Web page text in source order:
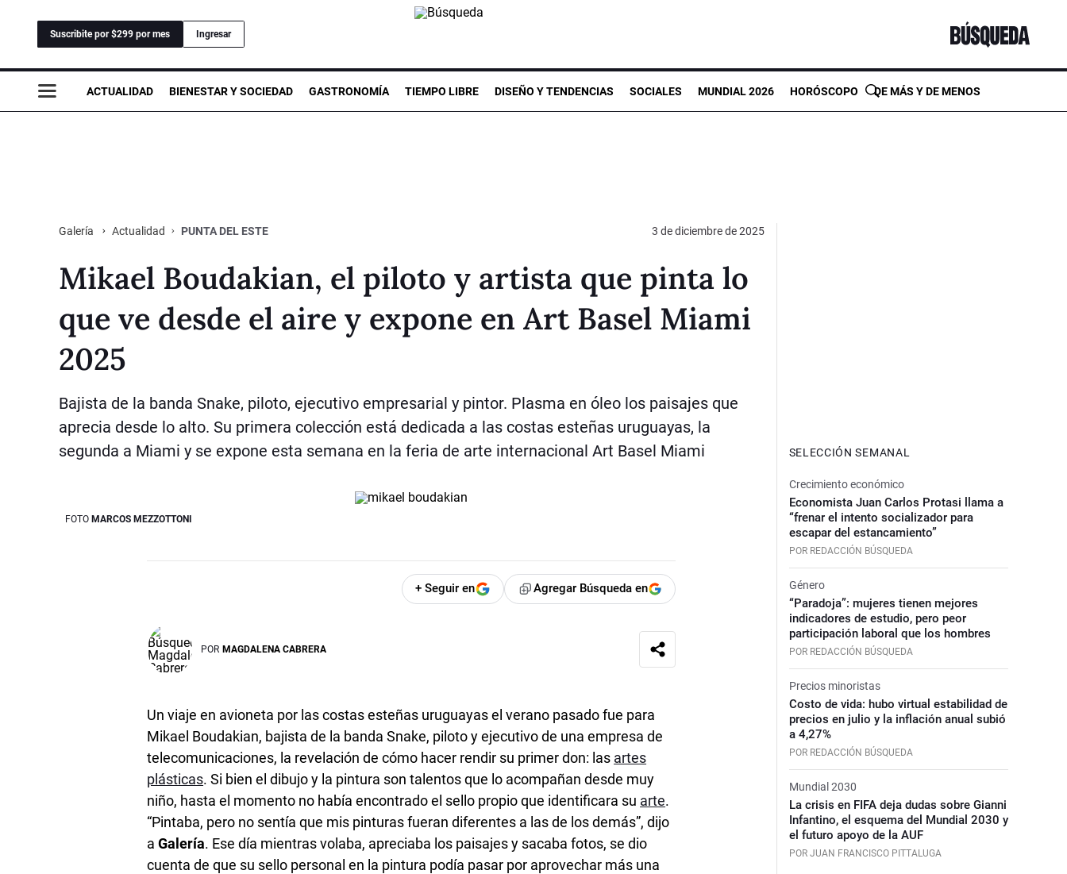
Suscribite por $299 por mes Ingresar
ACTUALIDAD BIENESTAR Y SOCIEDAD GASTRONOMÍA TIEMPO LIBRE DISEÑO Y TENDENCIAS SOCIALES MUNDIAL 2026 HORÓSCOPO DE MÁS Y DE MENOS
Galería Actualidad PUNTA DEL ESTE 3 de diciembre de 2025
Mikael Boudakian, el piloto y artista que pinta lo
que ve desde el aire y expone en Art Basel Miami
2025
Bajista de la banda Snake, piloto, ejecutivo empresarial y pintor. Plasma en óleo los paisajes que
aprecia desde lo alto. Su primera colección está dedicada a las costas esteñas uruguayas, la
segunda a Miami y se expone esta semana en la feria de arte internacional Art Basel Miami
FOTO MARCOS MEZZOTTONI
+ Seguir en Agregar Búsqueda en
POR MAGDALENA CABRERA
Un viaje en avioneta por las costas esteñas uruguayas el verano pasado fue para
Mikael Boudakian, bajista de la banda Snake, piloto y ejecutivo de una empresa de
telecomunicaciones, la revelación de cómo hacer rendir su primer don: las artes
plásticas. Si bien el dibujo y la pintura son talentos que lo acompañan desde muy
niño, hasta el momento no había encontrado el sello propio que identificara su arte.
“Pintaba, pero no sentía que mis pinturas fueran diferentes a las de los demás”, dijo
aGalería. Ese día mientras volaba, apreciaba los paisajes y sacaba fotos, se dio
cuenta de que su sello personal en la pintura podía pasar por aprovechar más una
SELECCIÓN SEMANAL
Crecimiento económico
Economista Juan Carlos Protasi llama a
“frenar el intento socializador para
escapar del estancamiento”
POR REDACCIÓN BÚSQUEDA
Género
“Paradoja”: mujeres tienen mejores
indicadores de estudio, pero peor
participación laboral que los hombres
POR REDACCIÓN BÚSQUEDA
Precios minoristas
Costo de vida: hubo virtual estabilidad de
precios en julio y la inflación anual subió
a 4,27%
POR REDACCIÓN BÚSQUEDA
Mundial 2030
La crisis en FIFA deja dudas sobre Gianni
Infantino, el esquema del Mundial 2030 y
el futuro apoyo de la AUF
POR JUAN FRANCISCO PITTALUGA